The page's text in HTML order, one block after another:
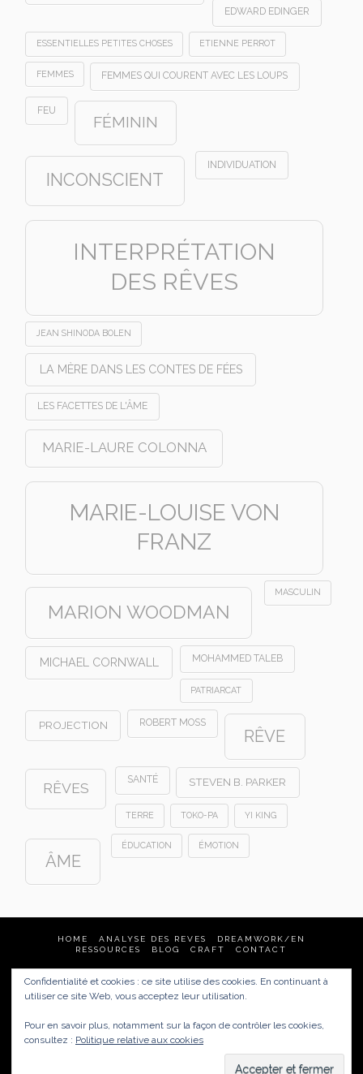
EDWARD EDINGER
ESSENTIELLES PETITES CHOSES ETIENNE PERROT
FEMMES FEMMES QUI COURENT AVEC LES LOUPS
FEU
FÉMININ
INCONSCIENT
INDIVIDUATION
INTERPRÉTATION
DES RÊVES
JEAN SHINODA BOLEN
LA MÈRE DANS LES CONTES DE FÉES
LES FACETTES DE L'ÂME
MARIE-LAURE COLONNA
MARIE-LOUISE VON
FRANZ
MARION WOODMAN
MASCULIN
MICHAEL CORNWALL MOHAMMED TALEB
PATRIARCAT
PROJECTION ROBERT MOSS
RÊVE
RÊVES
SANTÉ STEVEN B. PARKER
TERRE TOKO-PA YI KING
ÂME
ÉDUCATION ÉMOTION
HOME ANALYSE DES REVES
DREAMWORK/EN
RESSOURCES
BLOG CRAFT CONTACT
Analyse des rêves & Dream Tending
href="https://carnetsdereves.eu/politique-de-
Confidentialité et cookies : ce site utilise des cookies. En continuant à
utiliser ce site Web, vous acceptez leur utilisation.
Pour en savoir plus, notamment sur la façon de contrôler les cookies,
consultez : Politique relative aux cookies